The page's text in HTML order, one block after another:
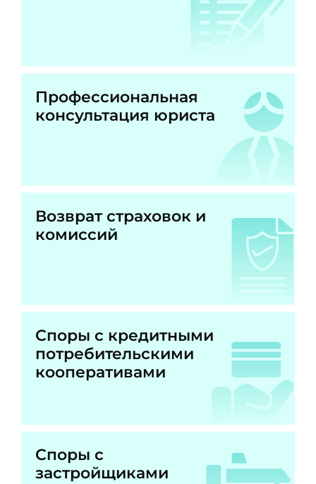
Профессиональная
консультация юриста
Возврат страховок и
комиссий
Споры с кредитными
потребительскими
кооперативами
Споры с
застройщиками